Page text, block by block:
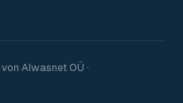
von AIwasnet OÜ ·